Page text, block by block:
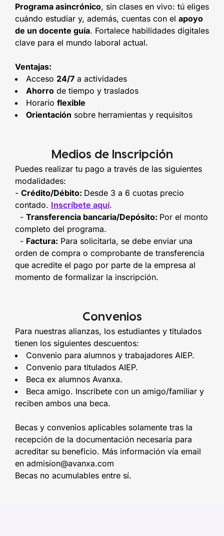
Programa asincrónico, sin clases en vivo: tú eliges
cuándo estudiar y, además, cuentas con el apoyo
de un docente guía. Fortalece habilidades digitales
clave para el mundo laboral actual.
Ventajas:
Acceso 24/7 a actividades
Ahorro de tiempo y traslados
Horario flexible
Orientación sobre herramientas y requisitos
Medios de Inscripción
Puedes realizar tu pago a través de las siguientes
modalidades:
- Crédito/Débito: Desde 3 a 6 cuotas precio
contado. Inscríbete aquí.
- Transferencia bancaria/Depósito: Por el monto
completo del programa.
- Factura: Para solicitarla, se debe enviar una
orden de compra o comprobante de transferencia
que acredite el pago por parte de la empresa al
momento de formalizar la inscripción.
Convenios
Para nuestras alianzas, los estudiantes y titulados
tienen los siguientes descuentos:
Convenio para alumnos y trabajadores AIEP.
Convenio para titulados AIEP.
Beca ex alumnos Avanxa.
Beca amigo. Inscribete con un amigo/familiar y
reciben ambos una beca.
Becas y convenios aplicables solamente tras la
recepción de la documentación necesaria para
acreditar su beneficio. Más información vía email
en admision@avanxa.com
Becas no acumulables entre sí.